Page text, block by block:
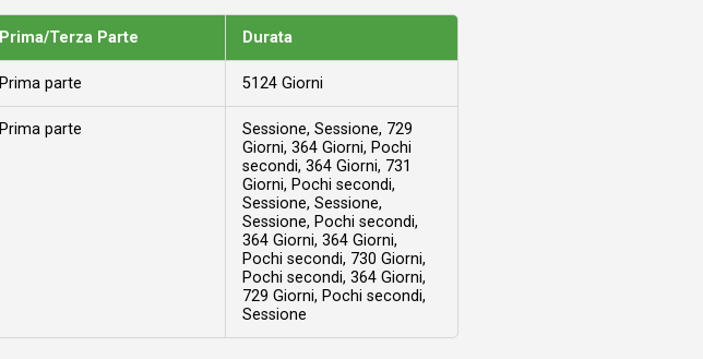
Prima/Terza Parte Durata
Prima parte 5124 Giorni
Prima parte
Sessione, Sessione, 729
Giorni, 364 Giorni, Pochi
secondi, 364 Giorni, 731
Giorni, Pochi secondi,
Sessione, Sessione,
Sessione, Pochi secondi,
364 Giorni, 364 Giorni,
Pochi secondi, 730 Giorni,
Pochi secondi, 364 Giorni,
729 Giorni, Pochi secondi,
Sessione